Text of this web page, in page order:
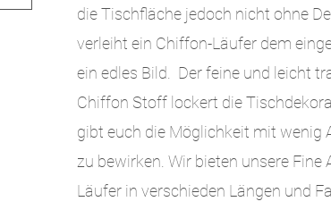
die Tischfläche jedoch nicht ohne
verleiht ein Chiffon-Läufer dem
ein edles Bild. Der feine und leicht
Chiffon Stoff lockert die
gibt euch die Möglichkeit mit wenig
zu bewirken. Wir bieten unsere Fine
Läufer in verschieden Längen und